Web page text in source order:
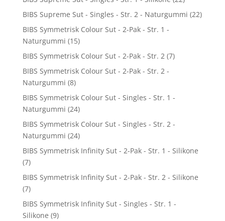
BIBS Supreme Sut - Singles - Str. 2 - Naturgummi (22)
BIBS Symmetrisk Colour Sut - 2-Pak - Str. 1 -
Naturgummi (15)
BIBS Symmetrisk Colour Sut - 2-Pak - Str. 2 (7)
BIBS Symmetrisk Colour Sut - 2-Pak - Str. 2 -
Naturgummi (8)
BIBS Symmetrisk Colour Sut - Singles - Str. 1 -
Naturgummi (24)
BIBS Symmetrisk Colour Sut - Singles - Str. 2 -
Naturgummi (24)
BIBS Symmetrisk Infinity Sut - 2-Pak - Str. 1 - Silikone
(7)
BIBS Symmetrisk Infinity Sut - 2-Pak - Str. 2 - Silikone
(7)
BIBS Symmetrisk Infinity Sut - Singles - Str. 1 -
Silikone (9)